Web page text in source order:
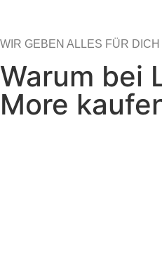
WIR GEBEN ALLES FÜR DICH
Warum bei
More